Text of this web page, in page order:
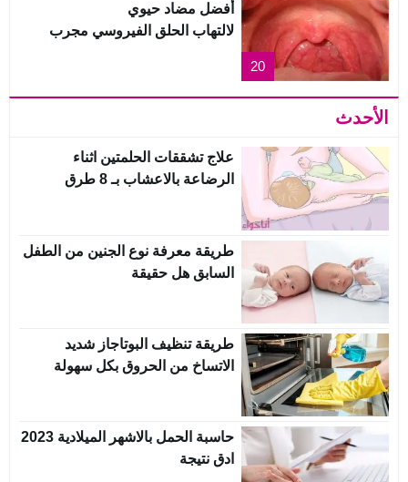
20
أفضل مضاد حيوي
لالتهاب الحلق الفيروسي مجرب
الأحدث
علاج تشققات الحلمتين اثناء
الرضاعة بالاعشاب بـ 8 طرق
طريقة معرفة نوع الجنين من الطفل
السابق هل حقيقة
طريقة تنظيف البوتاجاز شديد
الاتساخ من الحروق بكل سهولة
حاسبة الحمل بالاشهر الميلادية 2023
ادق نتيجة